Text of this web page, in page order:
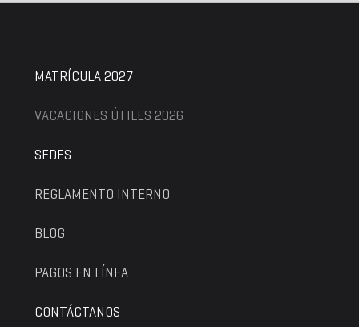
MATRÍCULA 2027
VACACIONES ÚTILES 2026
SEDES
REGLAMENTO INTERNO
BLOG
PAGOS EN LÍNEA
CONTÁCTANOS